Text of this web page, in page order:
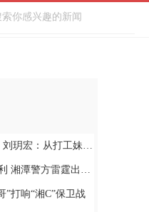
工妹到暖通“娘子军”领军人
雷霆出击依法行政拘留
”打响“湘C”保卫战